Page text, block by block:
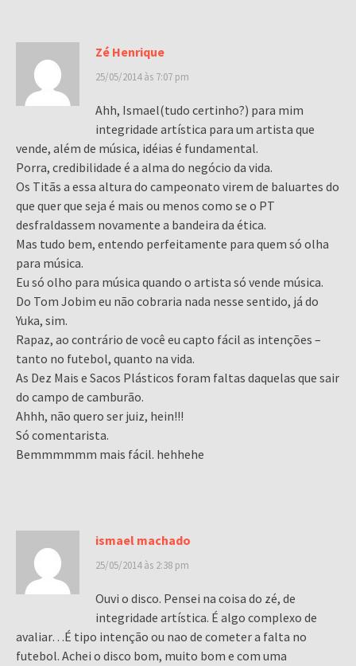
Zé Henrique
25/05/2014 às 7:07 pm
Ahh, Ismael(tudo certinho?) para mim
integridade artística para um artista que
vende, além de música, idéias é fundamental.
Porra, credibilidade é a alma do negócio da vida.
Os Titãs a essa altura do campeonato virem de baluartes do
que quer que seja é mais ou menos como se o PT
desfraldassem novamente a bandeira da ética.
Mas tudo bem, entendo perfeitamente para quem só olha
para música.
Eu só olho para música quando o artista só vende música.
Do Tom Jobim eu não cobraria nada nesse sentido, já do
Yuka, sim.
Rapaz, ao contrário de você eu capto fácil as intenções –
tanto no futebol, quanto na vida.
As Dez Mais e Sacos Plásticos foram faltas daquelas que sair
do campo de camburão.
Ahhh, não quero ser juiz, hein!!!
Só comentarista.
Bemmmmmm mais fácil. hehhehe
ismael machado
25/05/2014 às 2:38 pm
Ouvi o disco. Pensei na coisa do zé, de
integridade artística. É algo complexo de
avaliar…É tipo intenção ou nao de cometer a falta no
futebol. Achei o disco bom, muito bom e com uma